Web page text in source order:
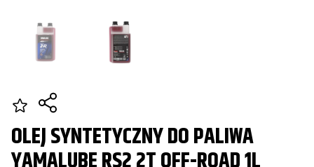
OLEJ SYNTETYCZNY DO PALIWA